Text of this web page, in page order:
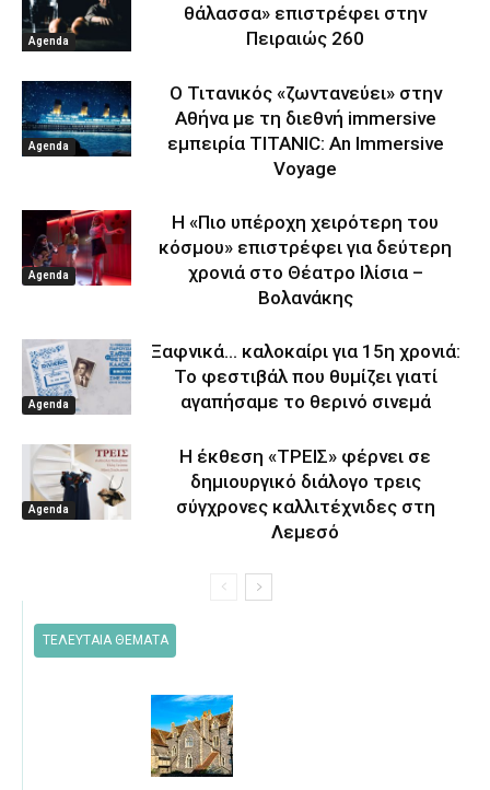
Agenda
θάλασσα» επιστρέφει στην
Πειραιώς 260
Agenda
Ο Τιτανικός «ζωντανεύει» στην
Αθήνα με τη διεθνή immersive
εμπειρία TITANIC: An Immersive
Voyage
Agenda
Η «Πιο υπέροχη χειρότερη του
κόσμου» επιστρέφει για δεύτερη
χρονιά στο Θέατρο Ιλίσια –
Βολανάκης
Agenda
Ξαφνικά… καλοκαίρι για 15η χρονιά:
Το φεστιβάλ που θυμίζει γιατί
αγαπήσαμε το θερινό σινεμά
Agenda
Η έκθεση «ΤΡΕΙΣ» φέρνει σε
δημιουργικό διάλογο τρεις
σύγχρονες καλλιτέχνιδες στη
Λεμεσό
ΤΕΛΕΥΤΑΙΑ ΘΕΜΑΤΑ